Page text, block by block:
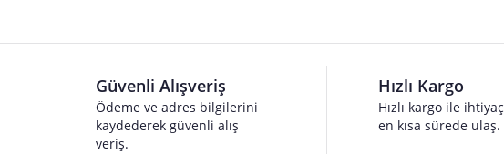
Güvenli Alışveriş
Ödeme ve adres bilgilerini
kaydederek güvenli alış
veriş.
Hızlı Kargo
Hızlı kargo ile
en kısa sürede ulaş.